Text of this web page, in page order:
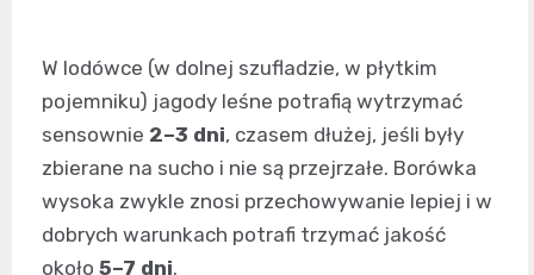
W lodówce (w dolnej szufladzie, w płytkim
pojemniku) jagody leśne potrafią wytrzymać
sensownie 2–3 dni, czasem dłużej, jeśli były
zbierane na sucho i nie są przejrzałe. Borówka
wysoka zwykle znosi przechowywanie lepiej i w
dobrych warunkach potrafi trzymać jakość
około 5–7 dni.